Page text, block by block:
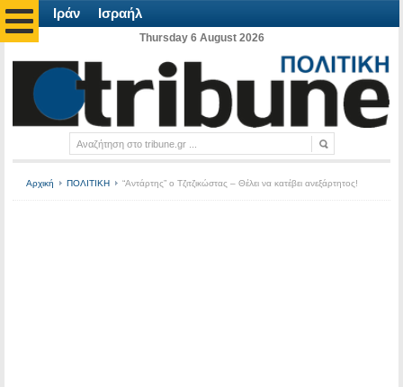
Ιράν Ισραήλ
Thursday 6 August 2026
Αρχική ΠΟΛΙΤΙΚΗ “Αντάρτης” ο Τζιτζικώστας – Θέλει να κατέβει ανεξάρτητος!